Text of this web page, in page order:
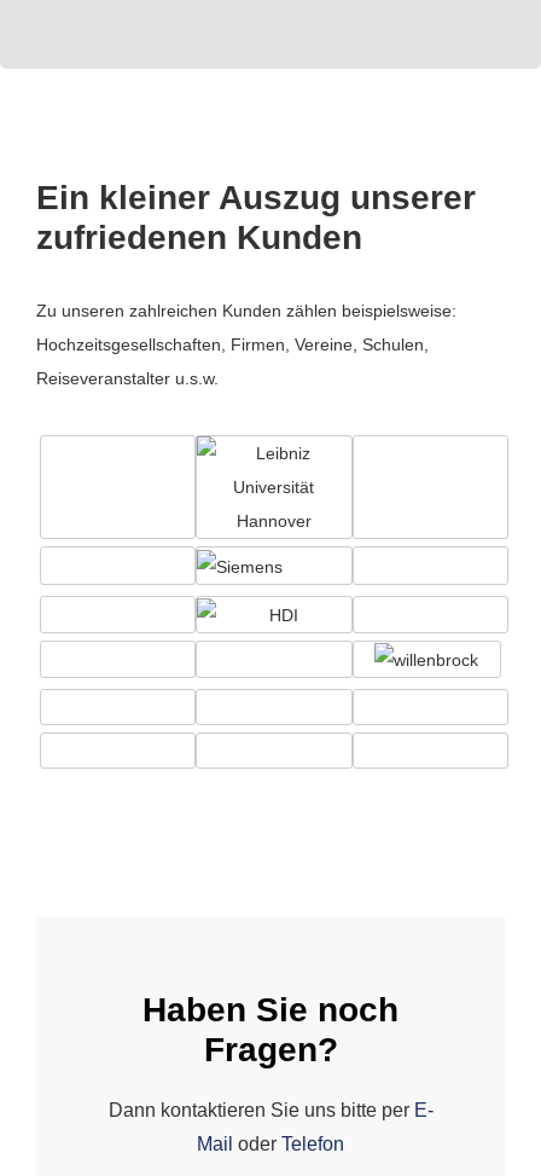
Ein kleiner Auszug unserer
zufriedenen Kunden
Zu unseren zahlreichen Kunden zählen beispielsweise:
Hochzeitsgesellschaften, Firmen, Vereine, Schulen,
Reiseveranstalter u.s.w.
Haben Sie noch
Fragen?
Dann kontaktieren Sie uns bitte per E-
Mail oder Telefon